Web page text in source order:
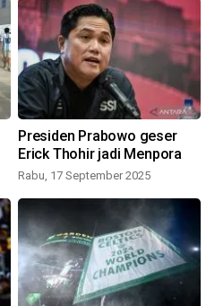
Presiden Prabowo geser
Erick Thohir jadi Menpora
Rabu, 17 September 2025